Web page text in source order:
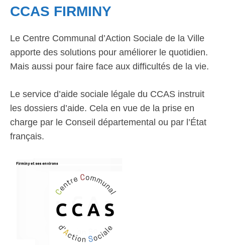
CCAS FIRMINY
Le Centre Communal d’Action Sociale de la Ville
apporte des solutions pour améliorer le quotidien.
Mais aussi pour faire face aux difficultés de la vie.
Le service d’aide sociale légale du CCAS instruit
les dossiers d’aide. Cela en vue de la prise en
charge par le Conseil départemental ou par l’État
français.